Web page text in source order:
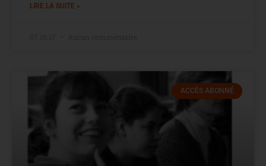
LIRE LA SUITE »
ACCÈS ABONNÉ